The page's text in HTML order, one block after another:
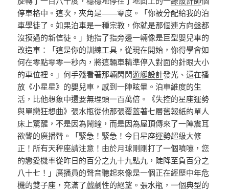
停車格中。這次，夾角是——零度。「你被分配給我的泊
車學徒了。如果泊車是一種宗教，你就是那個連方向盤都
沒摸過的新信徒。」她指了指旁邊一輛像是巨型嬰兒車的
改造車：「這是你的訓練工具，從現在開始，你得學會如
何在零點零零一秒內，將這輛車精準停入對面的針眼大小
的車位裡。」何手殘看著那輛閃閃遊艇設計發光、還在播
放《小星星》的嬰兒車，感到一陣眩暈。泊車維度的生
活，比他想象中還要無理頭一百萬倍。《失控的星座運勢
與單戀狂想曲》張水瓶從他那張覆蓋著七層舊報紙的單人
床上驚醒，不是因為鬧鐘，而是因為屋頂傳來了一陣震耳
欲聾的廣播聲。「緊急！緊急！今日星座運勢超級大修
正！所有天秤座請注意！由於月球剛剛打了一個噴嚏，您
的戀愛機率從昨日的百分之九十九點九，陡降至負百分之
八十七！」廣播員的聲音聽起來像是一個正在經歷中年危
機的雙子座，充滿了戲劇性的絕望。張水瓶，一個典型的